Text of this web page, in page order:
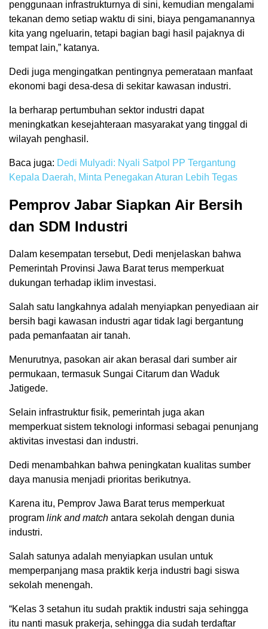
penggunaan infrastrukturnya di sini, kemudian mengalami
tekanan demo setiap waktu di sini, biaya pengamanannya
kita yang ngeluarin, tetapi bagian bagi hasil pajaknya di
tempat lain,” katanya.
Dedi juga mengingatkan pentingnya pemerataan manfaat
ekonomi bagi desa-desa di sekitar kawasan industri.
Ia berharap pertumbuhan sektor industri dapat
meningkatkan kesejahteraan masyarakat yang tinggal di
wilayah penghasil.
Baca juga: Dedi Mulyadi: Nyali Satpol PP Tergantung
Kepala Daerah, Minta Penegakan Aturan Lebih Tegas
Pemprov Jabar Siapkan Air Bersih
dan SDM Industri
Dalam kesempatan tersebut, Dedi menjelaskan bahwa
Pemerintah Provinsi Jawa Barat terus memperkuat
dukungan terhadap iklim investasi.
Salah satu langkahnya adalah menyiapkan penyediaan air
bersih bagi kawasan industri agar tidak lagi bergantung
pada pemanfaatan air tanah.
Menurutnya, pasokan air akan berasal dari sumber air
permukaan, termasuk Sungai Citarum dan Waduk
Jatigede.
Selain infrastruktur fisik, pemerintah juga akan
memperkuat sistem teknologi informasi sebagai penunjang
aktivitas investasi dan industri.
Dedi menambahkan bahwa peningkatan kualitas sumber
daya manusia menjadi prioritas berikutnya.
Karena itu, Pemprov Jawa Barat terus memperkuat
program link and match antara sekolah dengan dunia
industri.
Salah satunya adalah menyiapkan usulan untuk
memperpanjang masa praktik kerja industri bagi siswa
sekolah menengah.
“Kelas 3 setahun itu sudah praktik industri saja sehingga
itu nanti masuk prakerja, sehingga dia sudah terdaftar